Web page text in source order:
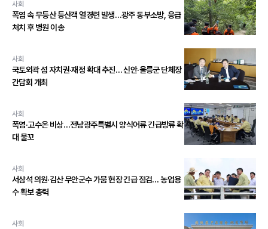
사회
폭염 속 무등산 등산객 열경련 발생…광주 동부소방, 응급
처치 후 병원 이송
사회
국토외곽 섬 자치권·재정 확대 추진… 신안·울릉군 단체장
간담회 개최
사회
폭염·고수온 비상…전남광주특별시 양식어류 긴급방류 확
대 물꼬
사회
서삼석 의원·김산 무안군수 가뭄 현장 긴급 점검… 농업용
수 확보 총력
사회